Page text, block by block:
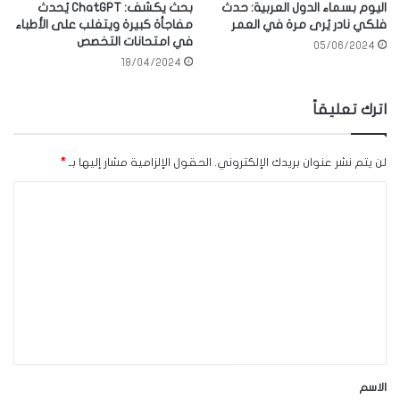
اليوم بسماء الدول العربية: حدث
فلكي نادر يُرى مرة في العمر
05/06/2024
بحث يكشف: ChatGPT يُحدث
مفاجأة كبيرة ويتغلب على الأطباء
في امتحانات التخصص
18/04/2024
اترك تعليقاً
لن يتم نشر عنوان بريدك الإلكتروني. الحقول الإلزامية مشار إليها بـ *
*الاسم